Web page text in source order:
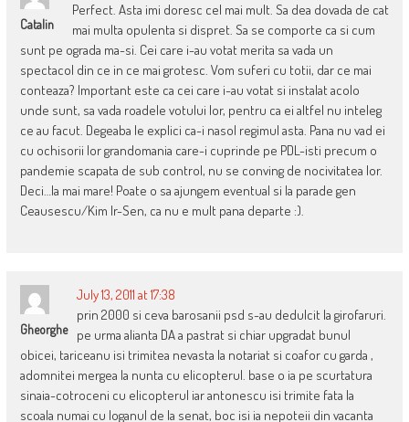
Catalin
Perfect. Asta imi doresc cel mai mult. Sa dea dovada de cat
mai multa opulenta si dispret. Sa se comporte ca si cum
sunt pe ograda ma-si. Cei care i-au votat merita sa vada un
spectacol din ce in ce mai grotesc. Vom suferi cu totii, dar ce mai
conteaza? Important este ca cei care i-au votat si instalat acolo
unde sunt, sa vada roadele votului lor, pentru ca ei altfel nu inteleg
ce au facut. Degeaba le explici ca-i nasol regimul asta. Pana nu vad ei
cu ochisorii lor grandomania care-i cuprinde pe PDL-isti precum o
pandemie scapata de sub control, nu se conving de nocivitatea lor.
Deci…la mai mare! Poate o sa ajungem eventual si la parade gen
Ceausescu/Kim Ir-Sen, ca nu e mult pana departe :).
Gheorghe
July 13, 2011 at 17:38
prin 2000 si ceva barosanii psd s-au dedulcit la girofaruri.
pe urma alianta DA a pastrat si chiar upgradat bunul
obicei, tariceanu isi trimitea nevasta la notariat si coafor cu garda ,
adomnitei mergea la nunta cu elicopterul. base o ia pe scurtatura
sinaia-cotroceni cu elicopterul iar antonescu isi trimite fata la
scoala numai cu loganul de la senat, boc isi ia nepoteii din vacanta